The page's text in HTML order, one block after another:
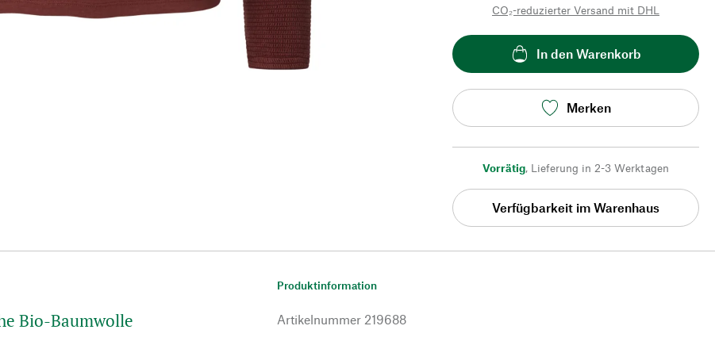
CO₂-reduzierter Versand mit DHL
In den Warenkorb
Merken
Vorrätig, Lieferung in 2-3 Werktagen
Verfügbarkeit im Warenhaus
Bio-Baumwolle
Produktinformation
Artikelnummer 219688